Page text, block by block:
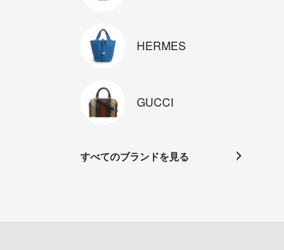
HERMES
GUCCI
すべてのブランドを見る